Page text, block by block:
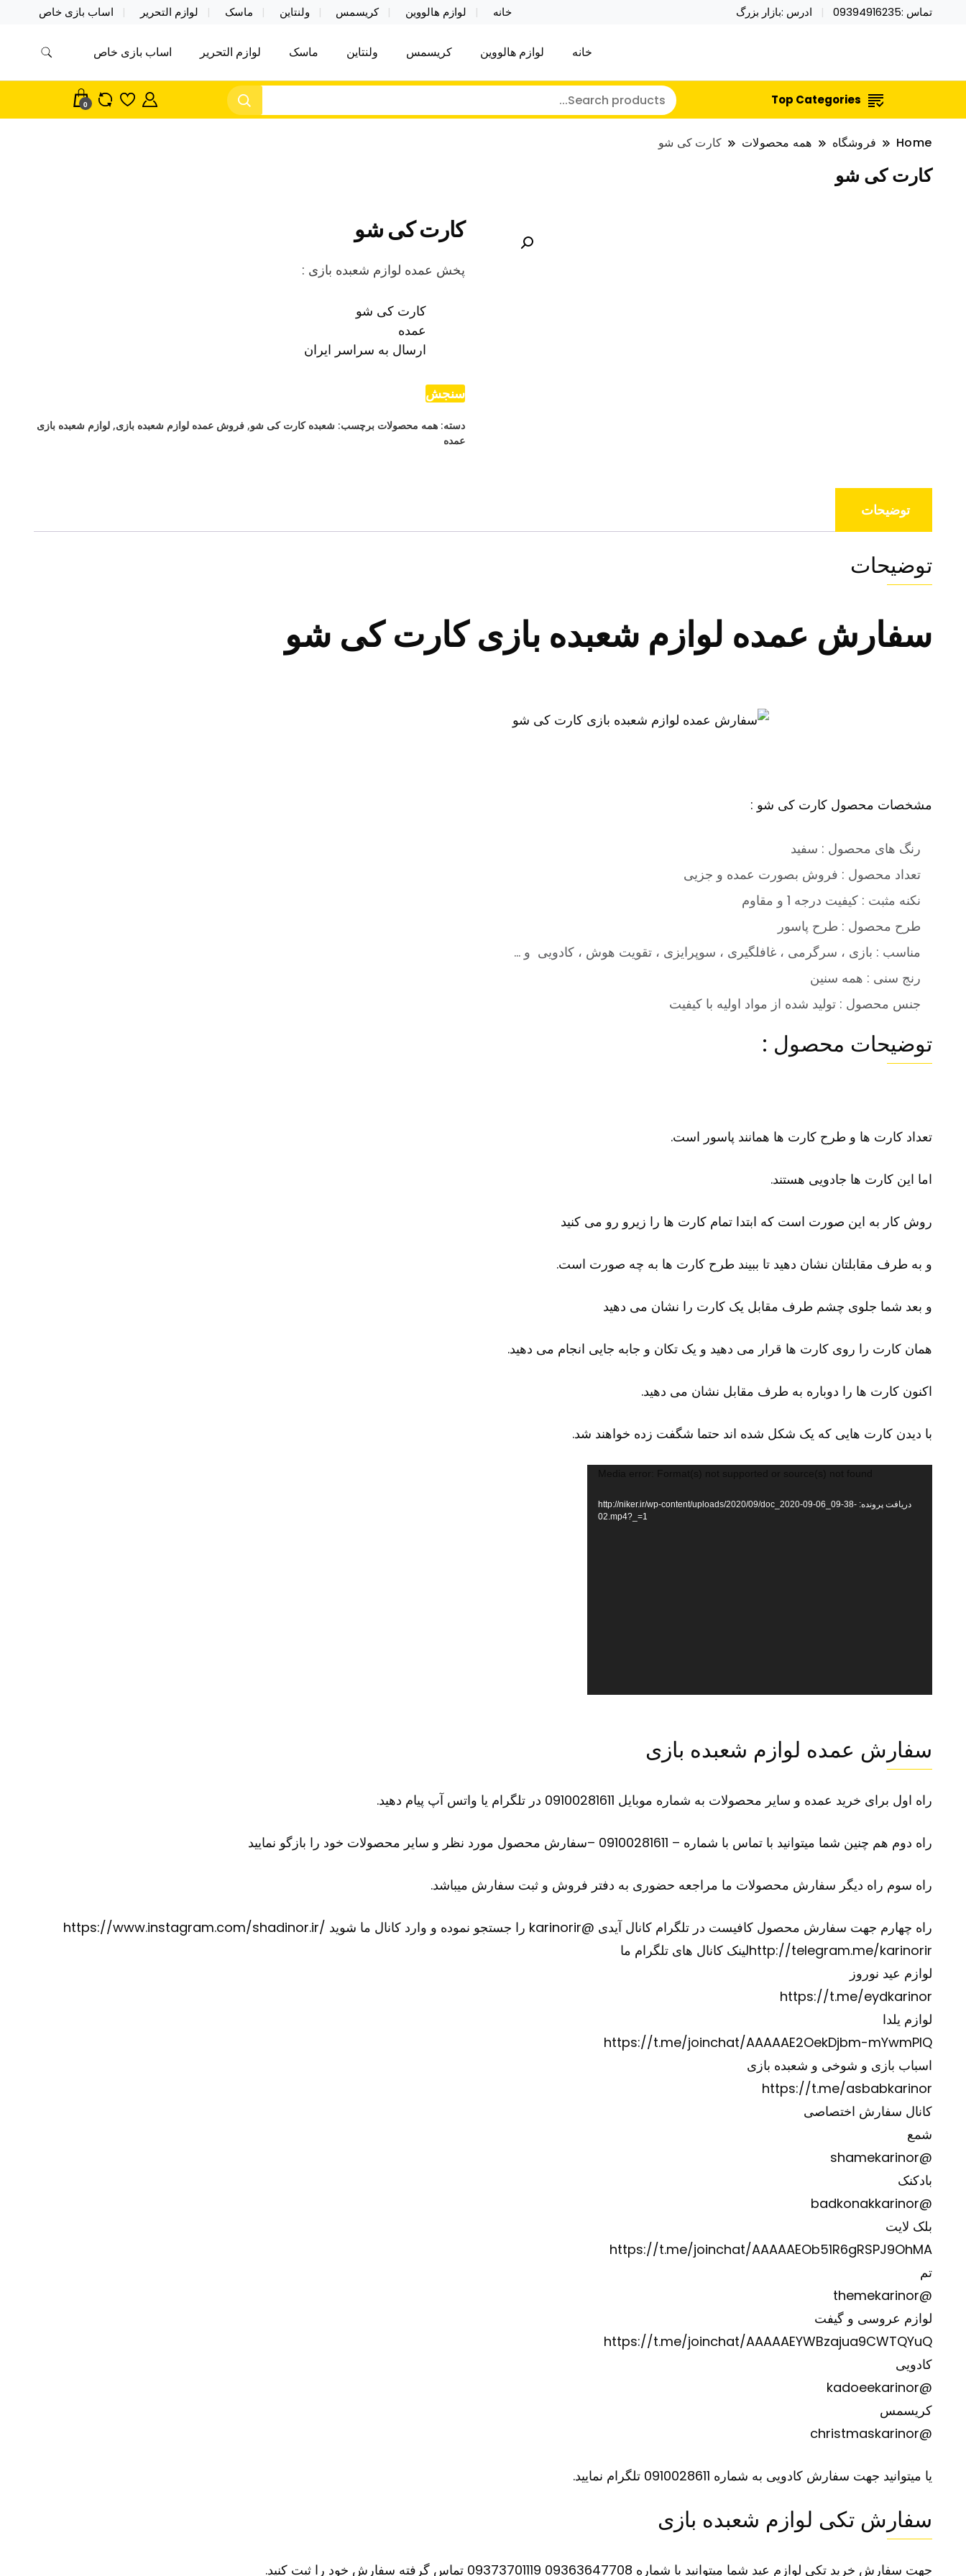
تماس :09394916235 ادرس :بازار بزرگ خانه لوازم هالووین کریسمس ولنتاین ماسک لوازم التحریر اساب بازی خاص
نایکر توی فروش عمده لوازم هالووین ولن تاین کادویی کریسمس اکسسوری ماسک
خرید محصولات خاص فیجت اسباب بازی تراول ماگ نایکر توی فروش عمده لوازم هالووین ولن تاین کادویی کریسمس اکسسوری ماسک در واردات مستقیم
خانه لوازم هالووین کریسمس ولنتاین ماسک لوازم التحریر اساب بازی خاص
Top Categories
0
Home فروشگاه همه محصولات کارت کی شو
کارت کی شو
کارت کی شو
پخش عمده لوازم شعبده بازی :
کارت کی شو
عمده
ارسال به سراسر ایران
سنجش
دسته: همه محصولات برچسب: شعبده کارت کی شو, فروش عمده لوازم شعبده بازی, لوازم شعبده بازی
عمده
توضیحات
توضیحات
سفارش عمده لوازم شعبده بازی کارت کی شو
مشخصات محصول کارت کی شو :
رنگ های محصول : سفید
تعداد محصول : فروش بصورت عمده و جزیی
نکنه مثبت : کیفیت درجه 1 و مقاوم
طرح محصول : طرح پاسور
مناسب : بازی ، سرگرمی ، غافلگیری ، سوپرایزی ، تقویت هوش ، کادویی و …
رنج سنی : همه سنین
جنس محصول : تولید شده از مواد اولیه با کیفیت
توضیحات محصول :
تعداد کارت ها و طرح کارت ها همانند پاسور است.
اما این کارت ها جادویی هستند.
روش کار به این صورت است که ابتدا تمام کارت ها را زیرو رو می کنید
و به طرف مقابلتان نشان دهید تا ببیند طرح کارت ها به چه صورت است.
و بعد شما جلوی چشم طرف مقابل یک کارت را نشان می دهید
همان کارت را روی کارت ها قرار می دهید و یک تکان و جابه جایی انجام می دهید.
اکنون کارت ها را دوباره به طرف مقابل نشان می دهید.
با دیدن کارت هایی که یک شکل شده اند حتما شگفت زده خواهند شد.
دریافت پرونده: http://niker.ir/wp-content/uploads/2020/09/doc_2020-09-06_09-38-
02.mp4?_=1
سفارش عمده لوازم شعبده بازی
راه اول برای خرید عمده و سایر محصولات به شماره موبایل 09100281611 در تلگرام یا واتس آپ پیام دهید.
راه دوم هم چنین شما میتوانید با تماس با شماره – 09100281611 –سفارش محصول مورد نظر و سایر محصولات خود را بازگو نمایید
راه سوم راه دیگر سفارش محصولات ما مراجعه حضوری به دفتر فروش و ثبت سفارش میباشد.
راه چهارم جهت سفارش محصول کافیست در تلگرام کانال آیدی @karinorir را جستجو نموده و وارد کانال ما شوید
https://www.instagram.com/shadinor.ir/
http://telegram.me/karinorirلینک کانال های تلگرام ما
لوازم عید نوروز
https://t.me/eydkarinor
لوازم یلدا
https://t.me/joinchat/AAAAAE2OekDjbm-mYwmPIQ
اسباب بازی و شوخی و شعبده بازی
https://t.me/asbabkarinor
کانال سفارش اختصاصی
شمع
@shamekarinor
بادکنک
@badkonakkarinor
بلک لایت
https://t.me/joinchat/AAAAAEOb51R6gRSPJ9OhMA
تم
@themekarinor
لوازم عروسی و گیفت
https://t.me/joinchat/AAAAAEYWBzajua9CWTQYuQ
کادویی
@kadoeekarinor
کریسمس
@christmaskarinor
یا میتوانید جهت سفارش کادویی به شماره 0910028611 تلگرام نمایید.
سفارش تکی لوازم شعبده بازی
جهت سفارش خرید تکی لوازم عید شما میتوانید با شماره 09363647708 09373701119 تماس گرفته سفارش خود را ثبت کنید.